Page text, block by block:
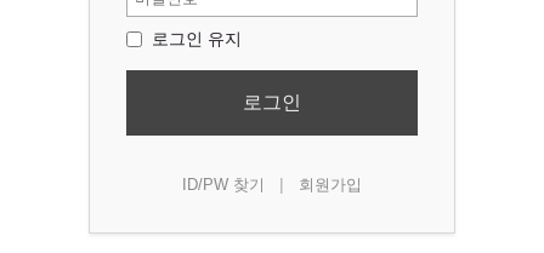
로그인 유지
로그인
ID/PW 찾기 | 회원가입